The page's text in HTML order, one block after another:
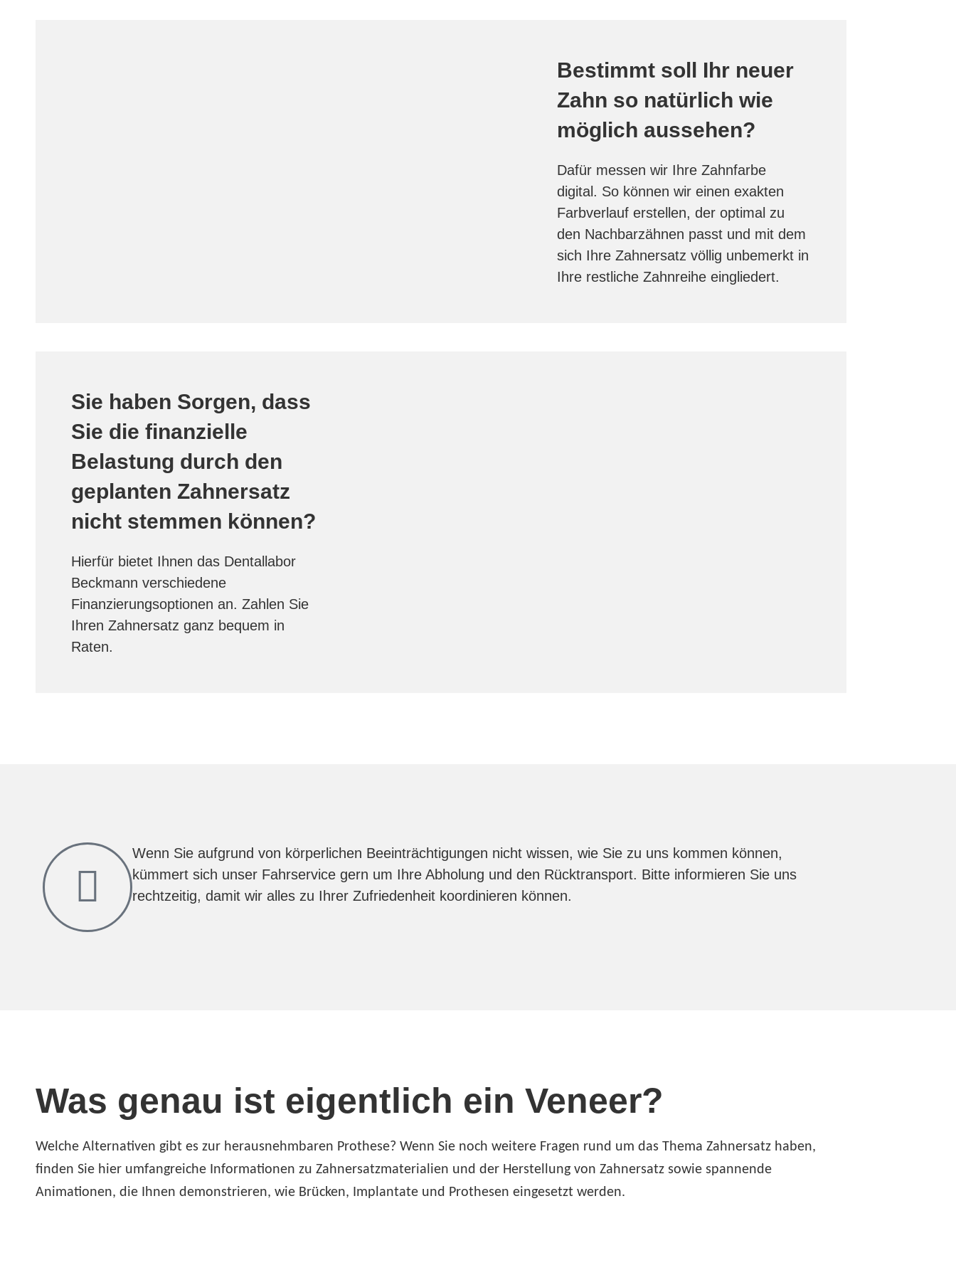
Bestimmt soll Ihr neuer
Zahn so natürlich wie
möglich aussehen?
Dafür messen wir Ihre Zahnfarbe
digital. So können wir einen exakten
Farbverlauf erstellen, der optimal zu
den Nachbarzähnen passt und mit dem
sich Ihre Zahnersatz völlig unbemerkt in
Ihre restliche Zahnreihe eingliedert.
Sie haben Sorgen, dass
Sie die finanzielle
Belastung durch den
geplanten Zahnersatz
nicht stemmen können?
Hierfür bietet Ihnen das Dentallabor
Beckmann verschiedene
Finanzierungsoptionen an. Zahlen Sie
Ihren Zahnersatz ganz bequem in
Raten.
Wenn Sie aufgrund von körperlichen Beeinträchtigungen nicht wissen, wie Sie zu uns kommen können,
kümmert sich unser Fahrservice gern um Ihre Abholung und den Rücktransport. Bitte informieren Sie uns
rechtzeitig, damit wir alles zu Ihrer Zufriedenheit koordinieren können.
Was genau ist eigentlich ein Veneer?
Welche Alternativen gibt es zur herausnehmbaren Prothese? Wenn Sie noch weitere Fragen rund um das Thema Zahnersatz haben,
finden Sie hier umfangreiche Informationen zu Zahnersatzmaterialien und der Herstellung von Zahnersatz sowie spannende
Animationen, die Ihnen demonstrieren, wie Brücken, Implantate und Prothesen eingesetzt werden.